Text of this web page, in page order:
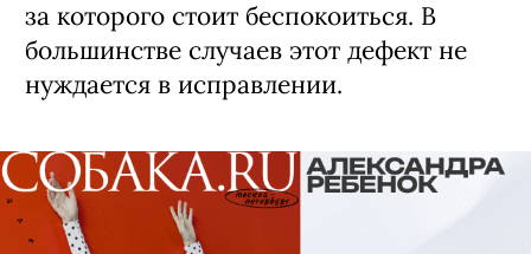
за которого стоит беспокоиться. В
большинстве случаев этот дефект не
нуждается в исправлении.